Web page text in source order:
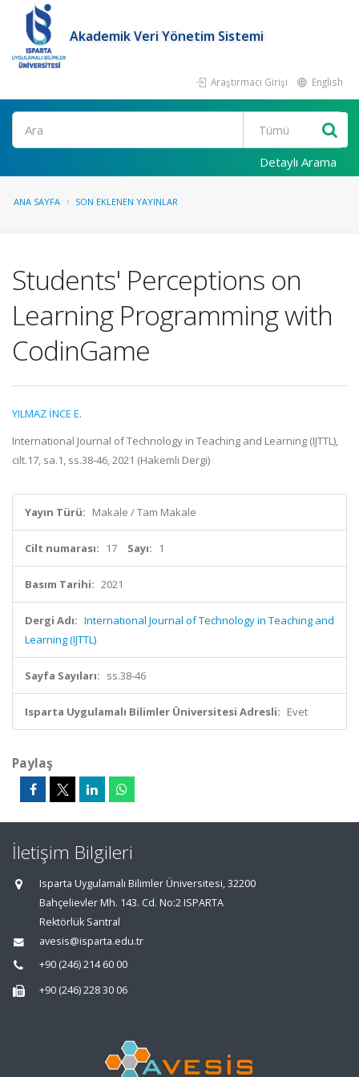
Akademik Veri Yönetim Sistemi
Araştırmacı Girişi English
Ara
Detaylı Arama
ANA SAYFA SON EKLENEN YAYINLAR
Students' Perceptions on
Learning Programming with
CodinGame
YILMAZ İNCE E.
International Journal of Technology in Teaching and Learning (IJTTL),
cilt.17, sa.1, ss.38-46, 2021 (Hakemli Dergi)
Yayın Türü: Makale / Tam Makale
Cilt numarası: 17 Sayı: 1
Basım Tarihi: 2021
Dergi Adı: International Journal of Technology in Teaching and
Learning (IJTTL)
Sayfa Sayıları: ss.38-46
Isparta Uygulamalı Bilimler Üniversitesi Adresli: Evet
Paylaş
İletişim Bilgileri
Isparta Uygulamalı Bilimler Üniversitesi, 32200
Bahçelievler Mh. 143. Cd. No:2 ISPARTA
Rektörlük Santral
avesis@isparta.edu.tr
+90 (246) 214 60 00
+90 (246) 228 30 06